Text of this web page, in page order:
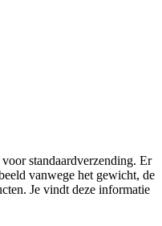
standaardverzending. Er
vanwege het gewicht, de
Je vindt deze informatie